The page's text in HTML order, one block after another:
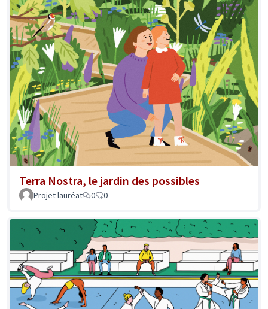
Terra Nostra, le jardin des possibles
Projet lauréat 0 0